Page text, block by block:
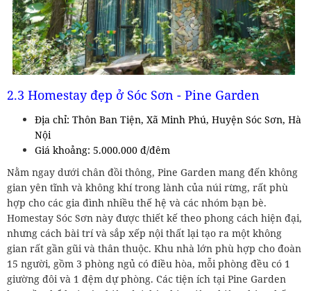
2.3 Homestay đẹp ở Sóc Sơn - Pine Garden
Địa chỉ: Thôn Ban Tiện, Xã Minh Phú, Huyện Sóc Sơn, Hà
Nội
Giá khoảng: 5.000.000 đ/đêm
Nằm ngay dưới chân đồi thông, Pine Garden mang đến không
gian yên tĩnh và không khí trong lành của núi rừng, rất phù
hợp cho các gia đình nhiều thế hệ và các nhóm bạn bè.
Homestay Sóc Sơn này được thiết kế theo phong cách hiện đại,
nhưng cách bài trí và sắp xếp nội thất lại tạo ra một không
gian rất gần gũi và thân thuộc. Khu nhà lớn phù hợp cho đoàn
15 người, gồm 3 phòng ngủ có điều hòa, mỗi phòng đều có 1
giường đôi và 1 đệm dự phòng. Các tiện ích tại Pine Garden